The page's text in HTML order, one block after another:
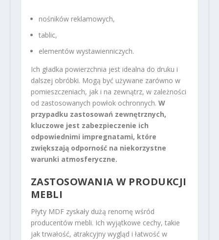
nośników reklamowych,
tablic,
elementów wystawienniczych.
Ich gładka powierzchnia jest idealna do druku i
dalszej obróbki. Mogą być używane zarówno w
pomieszczeniach, jak i na zewnątrz, w zależności
od zastosowanych powłok ochronnych. W
przypadku zastosowań zewnętrznych,
kluczowe jest zabezpieczenie ich
odpowiednimi impregnatami, które
zwiększają odporność na niekorzystne
warunki atmosferyczne.
ZASTOSOWANIA W PRODUKCJI
MEBLI
Płyty MDF zyskały dużą renomę wśród
producentów mebli. Ich wyjątkowe cechy, takie
jak trwałość, atrakcyjny wygląd i łatwość w